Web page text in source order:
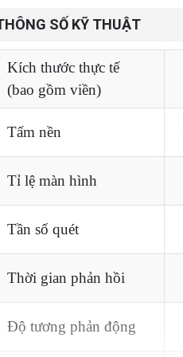
SỐ KỸ THUẬT
Kích thước thực tế
(bao gồm viền)
Tấm nền
Tỉ lệ màn hình
Tần số quét
Thời gian phản hồi
Độ tương phản động